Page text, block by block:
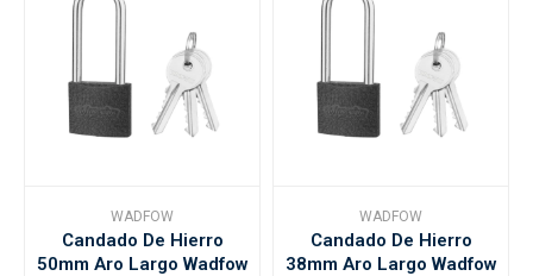
WADFOW
Candado De Hierro
50mm Aro Largo Wadfow
WADFOW
Candado De Hierro
38mm Aro Largo Wadfow